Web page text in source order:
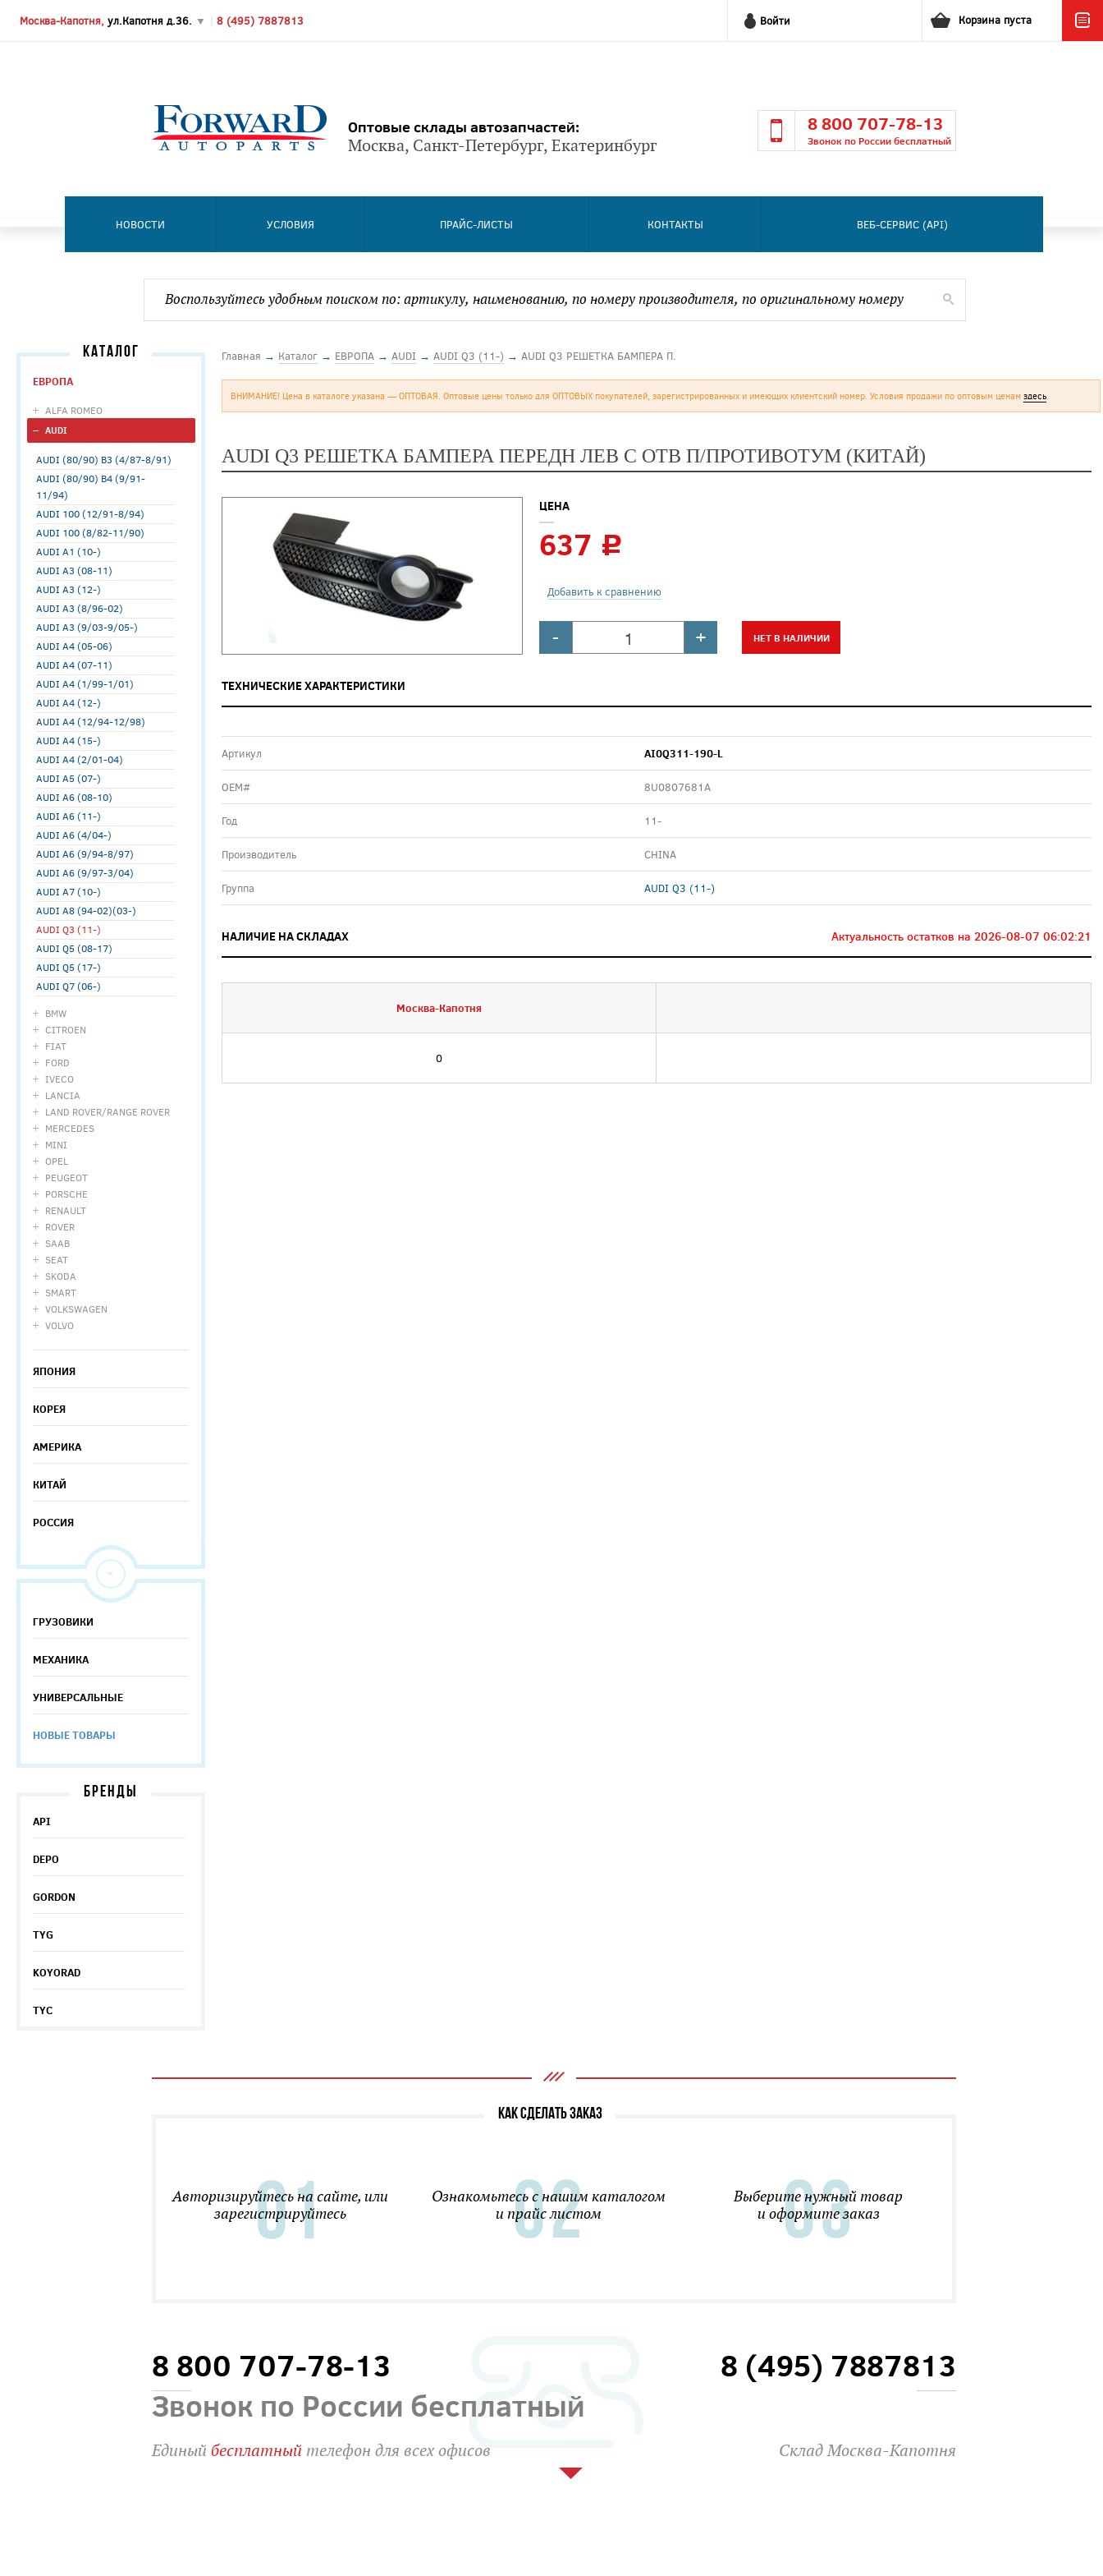
Москва-Капотня, ул.Капотня д.36. ▼ 8 (495) 7887813 Войти Корзина пуста
Оптовые склады автозапчастей:
Москва, Санкт-Петербург, Екатеринбург
8 800 707-78-13
Звонок по России бесплатный
НОВОСТИ УСЛОВИЯ ПРАЙС-ЛИСТЫ КОНТАКТЫ ВЕБ-СЕРВИС (API)
КАТАЛОГ
ЕВРОПА
ALFA ROMEO
AUDI
AUDI (80/90) B3 (4/87-8/91)
AUDI (80/90) B4 (9/91-
11/94)
AUDI 100 (12/91-8/94)
AUDI 100 (8/82-11/90)
AUDI A1 (10-)
AUDI A3 (08-11)
AUDI A3 (12-)
AUDI A3 (8/96-02)
AUDI A3 (9/03-9/05-)
AUDI A4 (05-06)
AUDI A4 (07-11)
AUDI A4 (1/99-1/01)
AUDI A4 (12-)
AUDI A4 (12/94-12/98)
AUDI A4 (15-)
AUDI A4 (2/01-04)
AUDI A5 (07-)
AUDI A6 (08-10)
AUDI A6 (11-)
AUDI A6 (4/04-)
AUDI A6 (9/94-8/97)
AUDI A6 (9/97-3/04)
AUDI A7 (10-)
AUDI A8 (94-02)(03-)
AUDI Q3 (11-)
AUDI Q5 (08-17)
AUDI Q5 (17-)
AUDI Q7 (06-)
BMW
CITROEN
FIAT
FORD
IVECO
LANCIA
LAND ROVER/RANGE ROVER
MERCEDES
MINI
OPEL
PEUGEOT
PORSCHE
RENAULT
ROVER
SAAB
SEAT
SKODA
SMART
VOLKSWAGEN
VOLVO
ЯПОНИЯ
КОРЕЯ
АМЕРИКА
КИТАЙ
РОССИЯ
ГРУЗОВИКИ
МЕХАНИКА
УНИВЕРСАЛЬНЫЕ
НОВЫЕ ТОВАРЫ
БРЕНДЫ
API
DEPO
GORDON
TYG
KOYORAD
TYC
Главная → Каталог → ЕВРОПА → AUDI → AUDI Q3 (11-) → AUDI Q3 РЕШЕТКА БАМПЕРА П.
ВНИМАНИЕ! Цена в каталоге указана — ОПТОВАЯ. Оптовые цены только для ОПТОВЫХ покупателей, зарегистрированных и имеющих клиентский номер. Условия продажи по оптовым ценам здесь.
AUDI Q3 РЕШЕТКА БАМПЕРА ПЕРЕДН ЛЕВ С ОТВ П/ПРОТИВОТУМ (КИТАЙ)
ЦЕНА
637 c
Добавить к сравнению
- + НЕТ В НАЛИЧИИ
ТЕХНИЧЕСКИЕ ХАРАКТЕРИСТИКИ
Артикул AI0Q311-190-L
ОЕМ# 8U0807681A
Год 11-
Производитель CHINA
Группа AUDI Q3 (11-)
НАЛИЧИЕ НА СКЛАДАХ Актуальность остатков на 2026-08-07 06:02:21
Москва-Капотня
0
КАК СДЕЛАТЬ ЗАКАЗ
Авторизируйтесь на сайте, или
зарегистрируйтесь
Ознакомьтесь с нашим каталогом
и прайс листом
Выберите нужный товар
и оформите заказ
8 800 707-78-13
Звонок по России бесплатный
8 (495) 7887813
Единыйбесплатный телефон для всех офисов Склад Москва-Капотня